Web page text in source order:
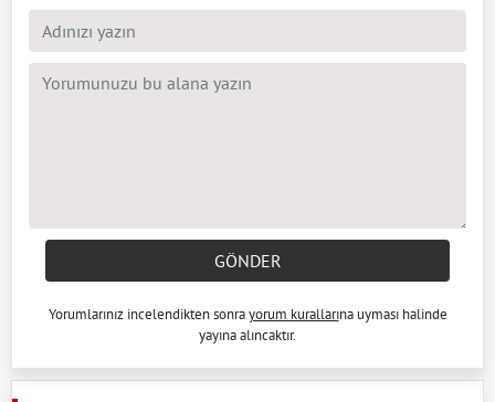
GÖNDER
Yorumlarınız incelendikten sonrayorum kurallarına uyması halinde
yayına alıncaktır.